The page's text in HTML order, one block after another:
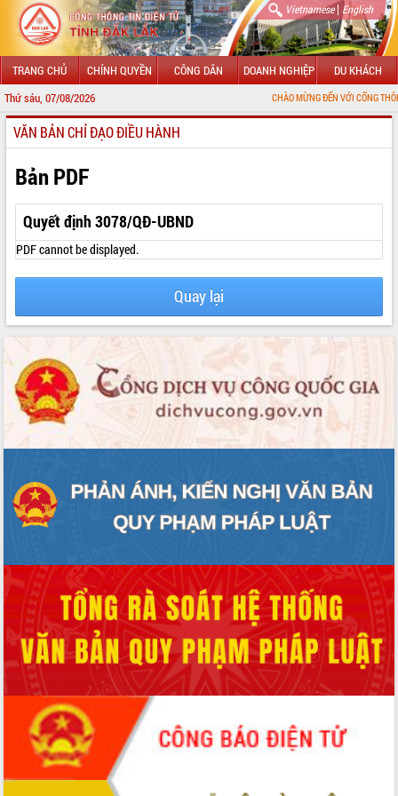
Vietnamese| English
TRANG CHỦ CHÍNH QUYỀN CÔNG DÂN DOANH NGHIỆP DU KHÁCH
Thứ sáu, 07/08/2026 CHÀO MỪNG ĐẾN VỚI CỔNG THÔNG TIN
GIỚI THIỆU
LÃNH ĐẠO UBND TỈNH
TIN TỨC SỰ KIỆN
SỞ, BAN, NGÀNH
UBND CÁC XÃ, PHƯỜNG
THÔNG TIN CHỈ ĐẠO ĐIỀU HÀNH
VĂN BẢN HĐND TỈNH
ĐIỂM TIN VĂN BẢN
VĂN BẢN CHỈ ĐẠO ĐIỀU HÀNH
Bản PDF
Quyết định 3078/QĐ-UBND
PDF cannot be displayed.
Quay lại